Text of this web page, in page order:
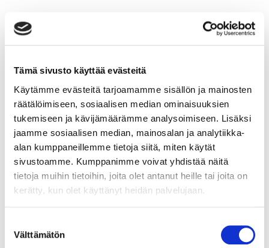
Tämä sivusto käyttää evästeitä
Käytämme evästeitä tarjoamamme sisällön ja mainosten
räätälöimiseen, sosiaalisen median ominaisuuksien
tukemiseen ja kävijämäärämme analysoimiseen. Lisäksi
jaamme sosiaalisen median, mainosalan ja analytiikka-
alan kumppaneillemme tietoja siitä, miten käytät
sivustoamme. Kumppanimme voivat yhdistää näitä
tietoja muihin tietoihin, joita olet antanut heille tai joita on
kerätty, kun olet käyttänyt heidän palvelujaan.
valinta
Välttämätön
sidosryhmien odotukset ohjaavat
vastuullisuuteen
Toimintaympäristön muutos ja sidosryhmien odotukset
ohjaavat vastuullisuuteen Organisaatioita ohjaa
vastuullisuuteen toimintaympäristön muutokset. Samat
muutokset vaikuttavat myös sidosryhmien odotuksiin.
Lue lisää